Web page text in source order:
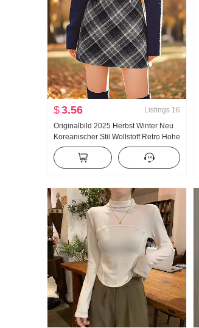
$3.56 Listings 16
Originalbild 2025 Herbst Winter Neu
Koreanischer Stil Wollstoff Retro Hohe
Taille chic Warmhaltend Schräg Gitter
Bleistiftrock Ein Wort Halb Rock